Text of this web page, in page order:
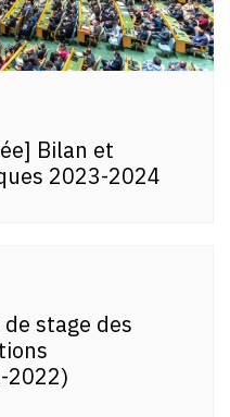
Bilan et
2023-2024
stage des
2022)